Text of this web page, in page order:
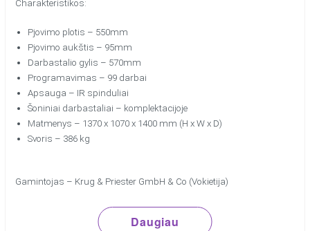
Charakteristikos:
Pjovimo plotis – 550mm
Pjovimo aukštis – 95mm
Darbastalio gylis – 570mm
Programavimas – 99 darbai
Apsauga – IR spinduliai
Šoniniai darbastaliai – komplektacijoje
Matmenys – 1370 x 1070 x 1400 mm (H x W x D)
Svoris – 386 kg
Gamintojas – Krug & Priester GmbH & Co (Vokietija)
Daugiau